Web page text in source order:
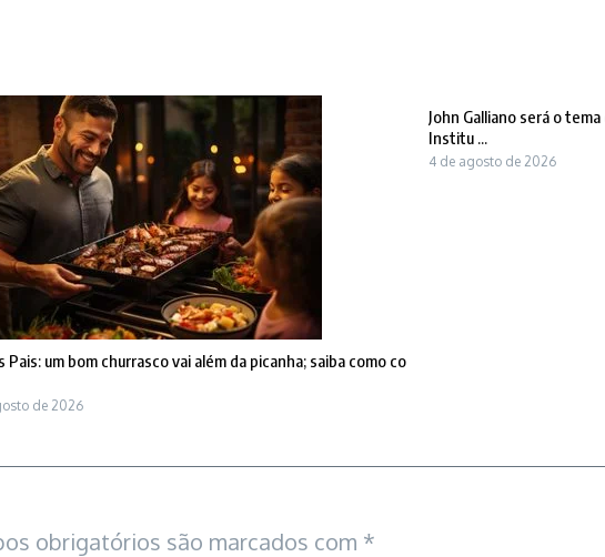
Pais: um bom churrasco vai além da picanha; saiba como co
de 2026
John Galliano será o
Institu ...
4 de agosto de 2026
obrigatórios são marcados com *